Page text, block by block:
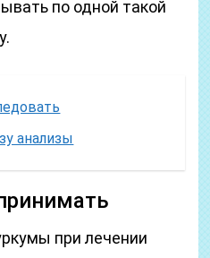
по одной такой
анализы
при лечении